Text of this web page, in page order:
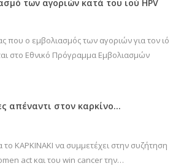
των αγοριών κατά του ιού HPV
που ο εμβολιασμός των αγοριών για τον ιό
στο Εθνικό Πρόγραμμα Εμβολιασμών
απέναντι στον καρκίνο…
το ΚΑΡΚΙΝΑΚΙ να συμμετέχει στην συζήτηση
act και του win cancer την…